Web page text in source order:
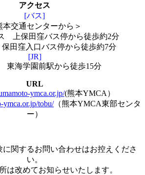
アクセス
[バス]
本交通センターから＞
上保田窪バス停から徒歩約2分
田窪入口バス停から徒歩約7分
[JR]
東海学園前駅から徒歩15分
URL
ymca.or.jp/(熊本YMCA）
ymca.or.jp/tobu/（熊本YMCA東部センタ
ー）
関するお問い合わせはお控えくださ
い。
は改めてお知らせいたします。